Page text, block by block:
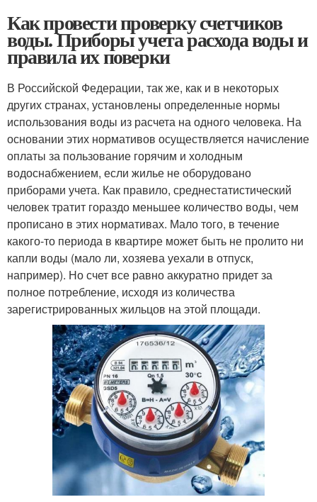
Как провести проверку счетчиков
воды. Приборы учета расхода воды и
правила их поверки
В Российской Федерации, так же, как и в некоторых
других странах, установлены определенные нормы
использования воды из расчета на одного человека. На
основании этих нормативов осуществляется начисление
оплаты за пользование горячим и холодным
водоснабжением, если жилье не оборудовано
приборами учета. Как правило, среднестатистический
человек тратит гораздо меньшее количество воды, чем
прописано в этих нормативах. Мало того, в течение
какого-то периода в квартире может быть не пролито ни
капли воды (мало ли, хозяева уехали в отпуск,
например). Но счет все равно аккуратно придет за
полное потребление, исходя из количества
зарегистрированных жильцов на этой площади.